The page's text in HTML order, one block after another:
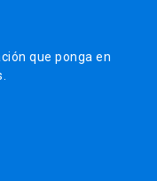
que ponga en